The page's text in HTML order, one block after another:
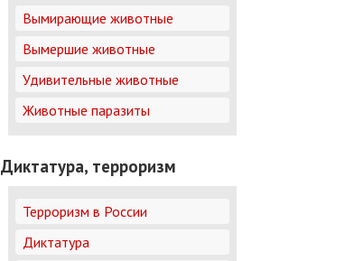
Вымирающие животные
Вымершие животные
Удивительные животные
Животные паразиты
Диктатура, терроризм
Терроризм в России
Диктатура